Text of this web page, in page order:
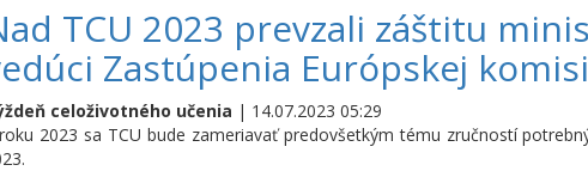
TCU 2023 prevzali záštitu
Zastúpenia Európskej
celoživotného učenia | 14.07.2023 05:29
2023 sa TCU bude zameriavať predovšetkým tému zručností